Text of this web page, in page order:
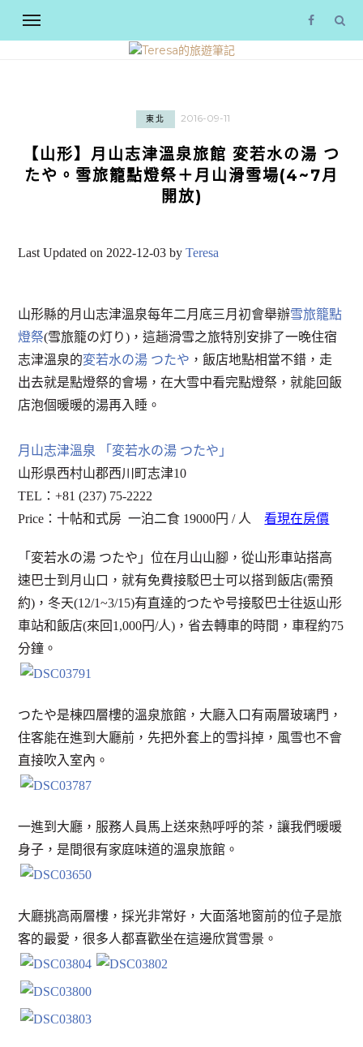
東北 2016-09-11
【山形】月山志津溫泉旅館 変若水の湯 つ
たや。雪旅籠點燈祭＋月山滑雪場(4~7月
開放)
Last Updated on 2022-12-03 byTeresa
山形縣的月山志津溫泉每年二月底三月初會舉辦雪旅籠點
燈祭(雪旅籠の灯り)，這趟滑雪之旅特別安排了一晚住宿
志津溫泉的変若水の湯 つたや ，飯店地點相當不錯，走
出去就是點燈祭的會場，在大雪中看完點燈祭，就能回飯
店泡個暖暖的湯再入睡。
月山志津溫泉 「変若水の湯 つたや」
山形県西村山郡西川町志津10
TEL：+81 (237) 75-2222
Price：十帖和式房 一泊二食 19000円 / 人看現在房價
「変若水の湯 つたや」位在月山山腳，從山形車站搭高
速巴士到月山口，就有免費接駁巴士可以搭到飯店(需預
約)，冬天(12/1~3/15)有直達的つたや号接駁巴士往返山形
車站和飯店(來回1,000円/人)，省去轉車的時間，車程約75
分鐘。
つたや是棟四層樓的溫泉旅館，大廳入口有兩層玻璃門，
住客能在進到大廳前，先把外套上的雪抖掉，風雪也不會
直接吹入室內。
一進到大廳，服務人員馬上送來熱呼呼的茶，讓我們暖暖
身子，是間很有家庭味道的溫泉旅館。
大廳挑高兩層樓，採光非常好，大面落地窗前的位子是旅
客的最愛，很多人都喜歡坐在這邊欣賞雪景。